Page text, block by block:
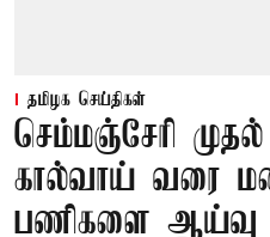
தமிழக செய்திகள்
செம்மஞ்சேரி
கால்வாய் வரை
பணிகளை